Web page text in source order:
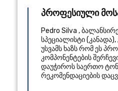
პროფესიული
Pedro Silva ,
სპეციალისტი(კანადა),
უსვამს ხაზს რომ ეს
კომპონენტების
დაუჭიროს საერთო
რეკომენდაციების